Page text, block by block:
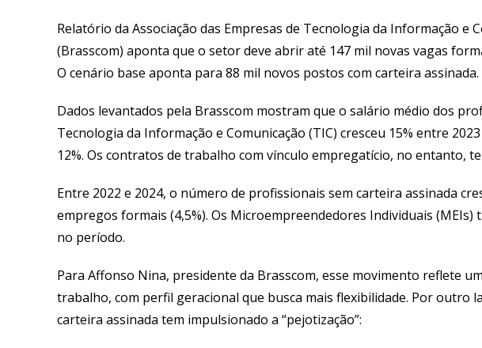
Relatório da Associação das Empresas de Tecnologia da Informação e
(Brasscom) aponta que o setor deve abrir até 147 mil novas vagas
O cenário base aponta para 88 mil novos postos com carteira assinada.
Dados levantados pela Brasscom mostram que o salário médio dos
Tecnologia da Informação e Comunicação (TIC) cresceu 15% entre
12%. Os contratos de trabalho com vínculo empregatício, no entanto,
Entre 2022 e 2024, o número de profissionais sem carteira assinada
empregos formais (4,5%). Os Microempreendedores Individuais (MEIs)
no período.
Para Affonso Nina, presidente da Brasscom, esse movimento reflete
trabalho, com perfil geracional que busca mais flexibilidade. Por outro
carteira assinada tem impulsionado a “pejotização”: